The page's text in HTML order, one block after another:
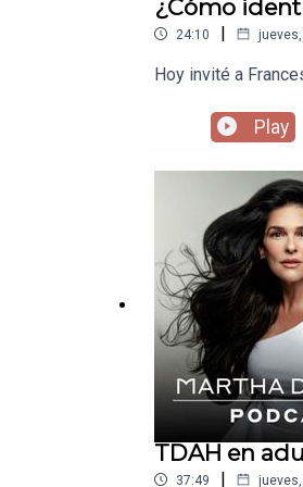
¿Cómo
24:10 |
Hoy invité a
Play
TDAH en
37:49 |